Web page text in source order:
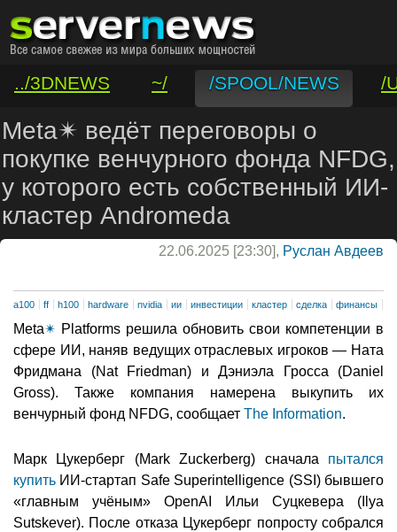
../3DNEWS ~/ /SPOOL/NEWS
/
/VAR/CONTACT
Meta✴ ведёт переговоры о
покупке венчурного фонда NFDG,
у которого есть собственный ИИ-
кластер Andromeda
22.06.2025 [23:30], Руслан Авдеев
a100 ff h100 hardware nvidia ии инвестиции кластер сделка финансы
Meta✴ Platforms решила обновить свои компетенции в
сфере ИИ, наняв ведущих отраслевых игроков — Ната
Фридмана (Nat Friedman) и Дэниэла Гросса (Daniel
Gross). Также компания намерена выкупить их
венчурный фонд NFDG, сообщает The Information.
Марк Цукерберг (Mark Zuckerberg) сначала пытался
купить ИИ-стартап Safe Superintelligence (SSI) бывшего
«главным учёным» OpenAI Ильи Суцкевера (Ilya
Sutskever). После отказа Цукерберг попросту собрался